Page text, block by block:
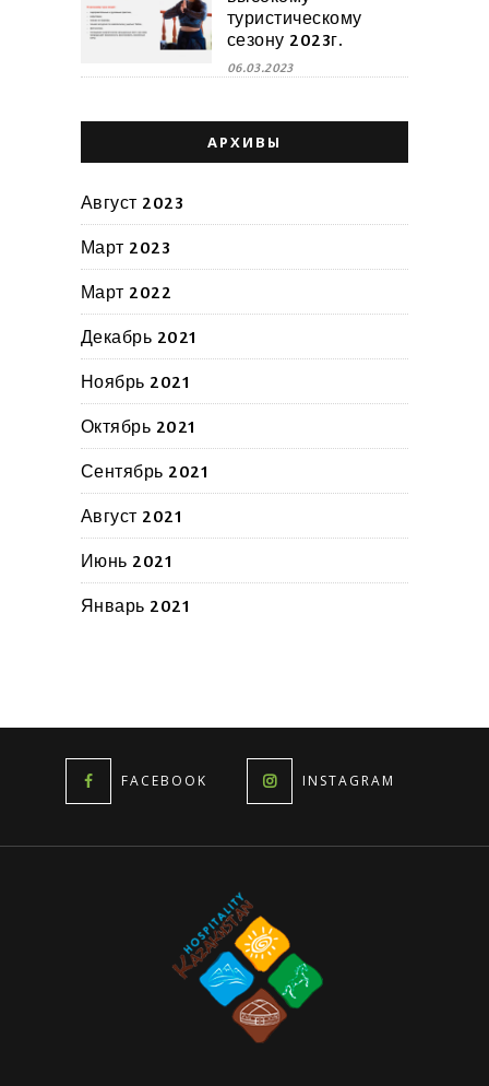
туристическому
сезону 2023г.
06.03.2023
АРХИВЫ
Август 2023
Март 2023
Март 2022
Декабрь 2021
Ноябрь 2021
Октябрь 2021
Сентябрь 2021
Август 2021
Июнь 2021
Январь 2021
FACEBOOK INSTAGRAM